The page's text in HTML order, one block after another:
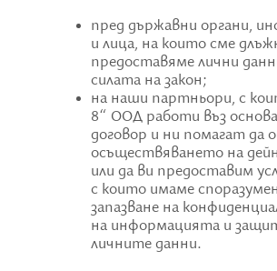
пред държавни органи,
и лица, на които сме
предоставяме лични
силата на закон;
на наши партньори, с
8“ ООД работи въз
договор и ни помагат да
осъществяването на
или да ви предоставим
с които имаме
запазване на
на информацията и
личните данни.